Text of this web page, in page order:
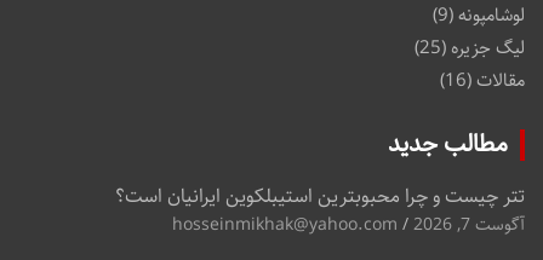
لوشامپونه(9)
لیگ جزیره (25)
مقالات(16)
مطالب جدید
تتر چیست و چرا محبوبترین استیبلکوین ایرانیان است؟
آگوست 7, 2026 hosseinmikhak@yahoo.com